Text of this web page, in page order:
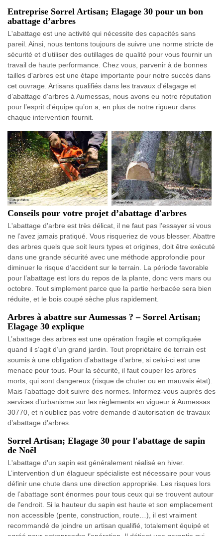
Entreprise Sorrel Artisan; Elagage 30 pour un bon
abattage d’arbres
L'abattage est une activité qui nécessite des capacités sans
pareil. Ainsi, nous tentons toujours de suivre une norme stricte de
sécurité et d’utiliser des outillages de qualité pour vous fournir un
travail de haute performance. Chez vous, parvenir à de bonnes
tailles d'arbres est une étape importante pour notre succès dans
cet ouvrage. Artisans qualifiés dans les travaux d'élagage et
d’abattage d'arbres à Aumessas, nous avons eu notre réputation
pour l’esprit d'équipe qu’on a, en plus de notre rigueur dans
chaque intervention fournit.
Conseils pour votre projet d’abattage d'arbres
L'abattage d'arbre est très délicat, il ne faut pas l’essayer si vous
ne l’avez jamais pratiqué. Vous risqueriez de vous blesser. Abattre
des arbres quels que soit leurs types et origines, doit être exécuté
dans une grande sécurité avec une méthode approfondie pour
diminuer le risque d’accident sur le terrain. La période favorable
pour l’abattage est lors du repos de la plante, donc vers mars ou
octobre. Tout simplement parce que la partie herbacée sera bien
réduite, et le bois coupé sèche plus rapidement.
Arbres à abattre sur Aumessas ? – Sorrel Artisan;
Elagage 30 explique
L’abattage des arbres est une opération fragile et compliquée
quand il s’agit d’un grand jardin. Tout propriétaire de terrain est
soumis à une obligation d’abattage d’arbre, si celui-ci est une
menace pour tous. Pour la sécurité, il faut couper les arbres
morts, qui sont dangereux (risque de chuter ou en mauvais état).
Mais l’abattage doit suivre des normes. Informez-vous auprès des
services d’urbanisme sur les règlements en vigueur à Aumessas
30770, et n’oubliez pas votre demande d’autorisation de travaux
d’abattage d’arbres.
Sorrel Artisan; Elagage 30 pour l'abattage de sapin
de Noël
L'abattage d'un sapin est généralement réalisé en hiver.
L’intervention d’un élagueur spécialiste est nécessaire pour vous
définir une chute dans une direction appropriée. Les risques lors
de l’abattage sont énormes pour tous ceux qui se trouvent autour
de l’endroit. Si la hauteur du sapin est haute et son emplacement
non accessible (pente, construction, route…), il est vraiment
recommandé de joindre un artisan qualifié, totalement équipé et